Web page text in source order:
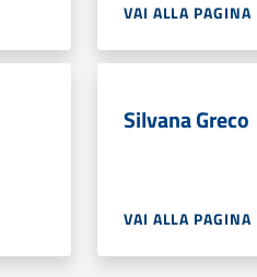
VAI ALLA PAGINA
Silvana Greco
VAI ALLA PAGINA